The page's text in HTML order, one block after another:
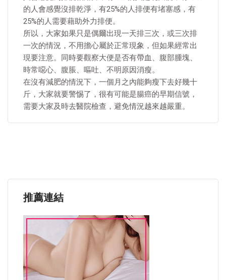
的人會感覺沒排乾淨，有25%的人排便有堵塞感，有
25%的人需要藉助外力排便。
所以，大家如果只是偶爾出現一天排三次，或三次排
一次的情況，不用擔心屬於正常現象，但如果經常出
現要注意。同時要觀察大便是否有帶血、腹部腫塊、
時常噁心、腹脹、嘔吐、不明原因消瘦。
在沒有減肥的情況下，一個月之內能夠瘦下去好幾十
斤，大家就要警惕了，很有可能是腸癌的早期信號，
需要大家及時去醫院檢查，避免情況越來越嚴重。
推薦連結